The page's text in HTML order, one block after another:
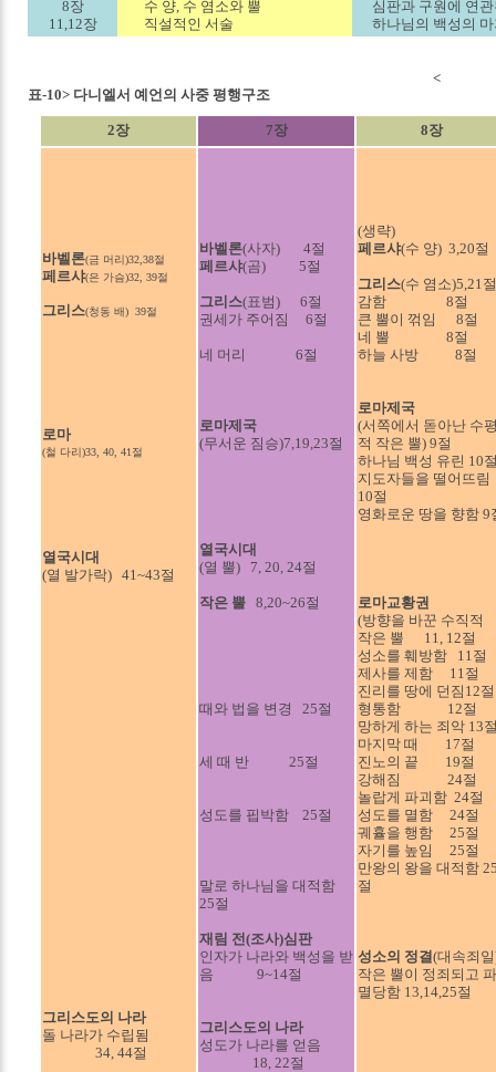
8장
11,12장
수 양, 수 염소와 뿔
직설적인 서술
심판과 구원에 연관
하나님의 백성의 마
<
표-10> 다니엘서 예언의 사중 평행구조
2장 7장 8장
바벨론(금 머리)32,38절
페르샤(은 가슴)32, 39절
그리스(청동 배) 39절
로마
(철 다리)33, 40, 41절
열국시대
(열 발가락) 41~43절
그리스도의 나라
돌 나라가 수립됨
34, 44절
바벨론(사자) 4절
페르샤(곰) 5절
그리스(표범) 6절
권세가 주어짐 6절
네 머리 6절
로마제국
(무서운 짐승)7,19,23절
열국시대
(열 뿔) 7, 20, 24절
작은 뿔8,20~26절
때와 법을 변경 25절
세 때 반 25절
성도를 핍박함 25절
말로 하나님을 대적함
25절
재림 전(조사)심판
인자가 나라와 백성을 받
음 9~14절
그리스도의 나라
성도가 나라를 얻음
18, 22절
(생략)
페르샤(수 양) 3,20절
그리스(수 염소)5,21
감함 8절
큰 뿔이 꺾임 8절
네 뿔 8절
하늘 사방 8절
로마제국
(서쪽에서 돋아난 수
적 작은 뿔) 9절
하나님 백성 유린 10
지도자들을 떨어뜨림
10절
영화로운 땅을 향함 9
로마교황권
(방향을 바꾼 수직적
작은 뿔 11, 12절
성소를 훼방함 11절
제사를 제함 11절
진리를 땅에 던짐12절
형통함 12절
망하게 하는 죄악 13
마지막 때 17절
진노의 끝 19절
강해짐 24절
놀랍게 파괴함 24절
성도를 멸함 24절
궤휼을 행함 25절
자기를 높임 25절
만왕의 왕을 대적함
절
성소의 정결(대속죄
작은 뿔이 정죄되고
멸당함 13,14,25절